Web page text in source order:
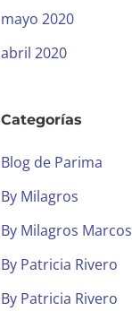
mayo 2020
abril 2020
Categorías
Blog de Parima
By Milagros
By Milagros Marcos
By Patricia Rivero
By Patricia Rivero